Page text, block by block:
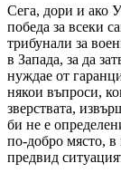
Сега, дори и ако
победа за всеки
трибунали за
в Запада, за да
нуждае от
някои въпроси,
зверствата,
би не е
по-добро място,
предвид